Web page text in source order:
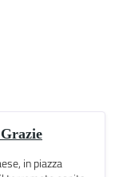
in piazza